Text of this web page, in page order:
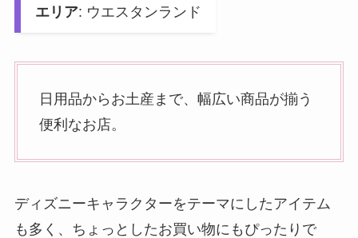
エリア: ウエスタンランド
日用品からお土産まで、幅広い商品が揃う
便利なお店。
ディズニーキャラクターをテーマにしたアイテム
も多く、ちょっとしたお買い物にもぴったりで